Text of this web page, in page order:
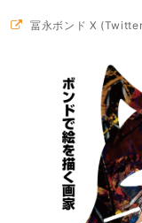
冨永ボンド X